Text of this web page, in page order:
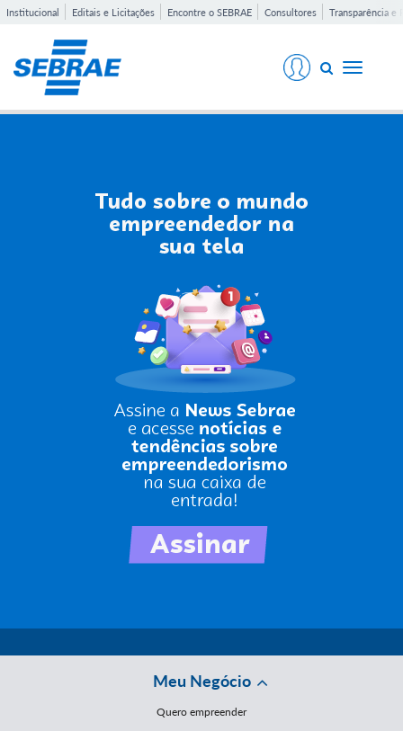
Institucional Editais e Licitações Encontre o SEBRAE Consultores Transparência e
Toggle
Meu Negócio
Quero empreender